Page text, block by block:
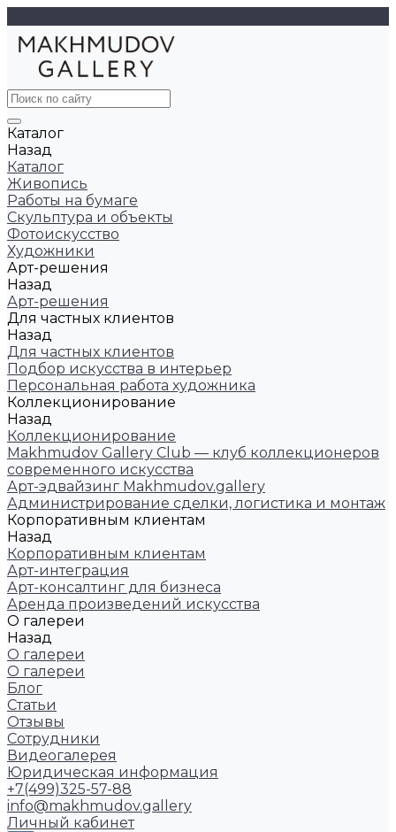
Каталог
Назад
Каталог
Живопись
Работы на бумаге
Скульптура и объекты
Фотоискусство
Художники
Арт-решения
Назад
Арт-решения
Для частных клиентов
Назад
Для частных клиентов
Подбор искусства в интерьер
Персональная работа художника
Коллекционирование
Назад
Коллекционирование
Makhmudov Gallery Club — клуб коллекционеров
современного искусства
Арт-эдвайзинг Makhmudov.gallery
Администрирование сделки, логистика и монтаж
Корпоративным клиентам
Назад
Корпоративным клиентам
Арт-интеграция
Арт-консалтинг для бизнеса
Аренда произведений искусства
О галереи
Назад
О галереи
О галереи
Блог
Статьи
Отзывы
Сотрудники
Видеогалерея
Юридическая информация
+7(499)325-57-88
info@makhmudov.gallery
Личный кабинет